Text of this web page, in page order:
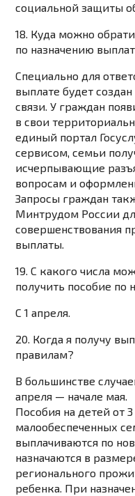
социальной защиты
18. Куда можно
по назначению
Специально для
выплате будет
связи. У граждан
в свои
единый портал
сервисом, семьи
исчерпывающие
вопросам и
Запросы граждан
Минтрудом России
совершенствования
выплаты.
19. С какого числа
получить пособие по
С 1 апреля.
20. Когда я получу
правилам?
В большинстве
апреля — начале мая.
Пособия на детей от
малообеспеченных
выплачиваются по
назначаются в
регионального
ребенка. При